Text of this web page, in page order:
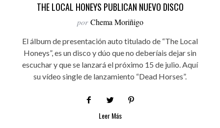
THE LOCAL HONEYS PUBLICAN NUEVO DISCO
por Chema Moriñigo
El álbum de presentación auto titulado de “The Local
Honeys”, es un disco y dúo que no deberíais dejar sin
escuchar y que se lanzará el próximo 15 de julio. Aquí
su vídeo single de lanzamiento “Dead Horses”.
Leer Más